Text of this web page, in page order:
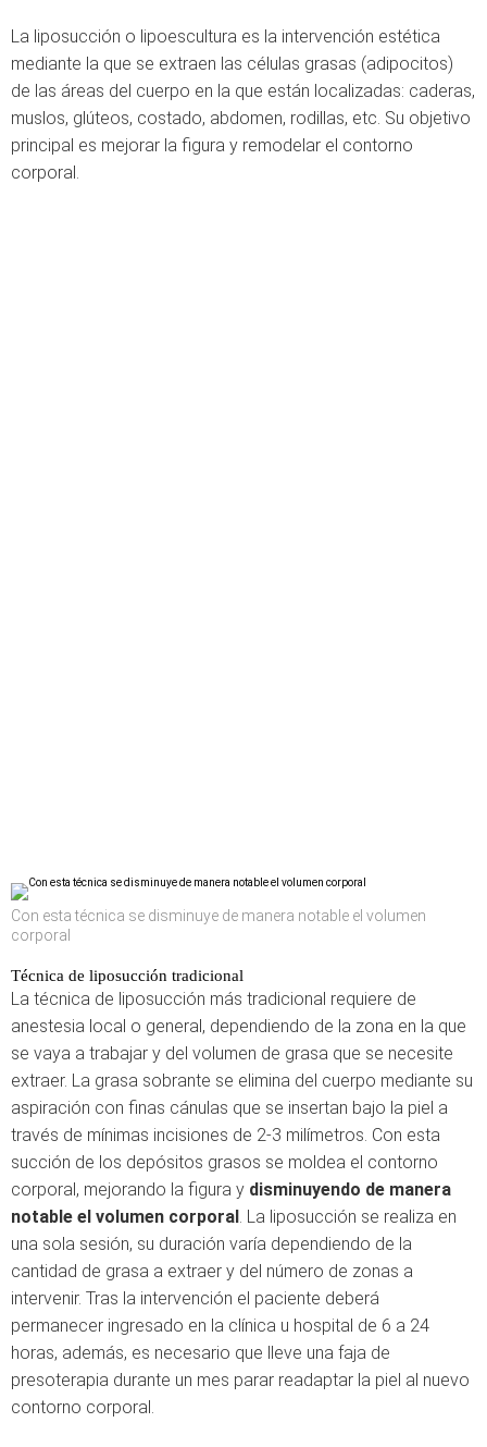
La liposucción o lipoescultura es la intervención estética
mediante la que se extraen las células grasas (adipocitos)
de las áreas del cuerpo en la que están localizadas: caderas,
muslos, glúteos, costado, abdomen, rodillas, etc. Su objetivo
principal es mejorar la figura y remodelar el contorno
corporal.
Con esta técnica se disminuye de manera notable el volumen
corporal
Técnica de liposucción tradicional
La técnica de liposucción más tradicional requiere de
anestesia local o general, dependiendo de la zona en la que
se vaya a trabajar y del volumen de grasa que se necesite
extraer. La grasa sobrante se elimina del cuerpo mediante su
aspiración con finas cánulas que se insertan bajo la piel a
través de mínimas incisiones de 2-3 milímetros. Con esta
succión de los depósitos grasos se moldea el contorno
corporal, mejorando la figura y disminuyendo de manera
notable el volumen corporal. La liposucción se realiza en
una sola sesión, su duración varía dependiendo de la
cantidad de grasa a extraer y del número de zonas a
intervenir. Tras la intervención el paciente deberá
permanecer ingresado en la clínica u hospital de 6 a 24
horas, además, es necesario que lleve una faja de
presoterapia durante un mes parar readaptar la piel al nuevo
contorno corporal.